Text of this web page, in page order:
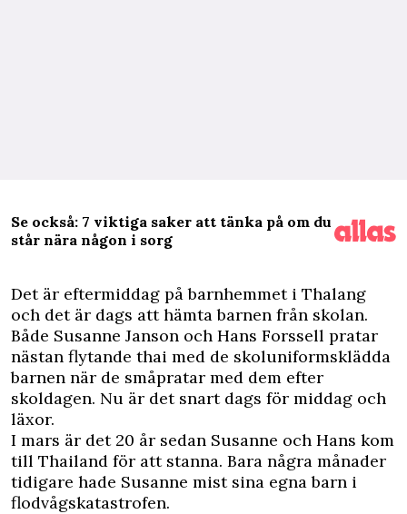
Se också: 7 viktiga saker att tänka på om du
står nära någon i sorg
Det är eftermiddag på barnhemmet i Thalang
och det är dags att hämta barnen från skolan.
Både Susanne Janson och Hans Forssell pratar
nästan flytande thai med de skoluniformsklädda
barnen när de småpratar med dem efter
skoldagen. Nu är det snart dags för middag och
läxor.
I mars är det 20 år sedan Susanne och Hans kom
till Thailand för att stanna. Bara några månader
tidigare hade Susanne mist sina egna barn i
flodvågskatastrofen.